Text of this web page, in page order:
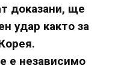
доказани, ще
удар както за
е независимо